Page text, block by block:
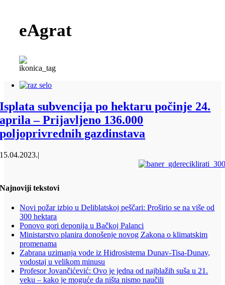
eAgrat
Isplata subvencija po hektaru počinje 24.
aprila – Prijavljeno 136.000
poljoprivrednih gazdinstava
15.04.2023.|
Najnoviji tekstovi
Novi požar izbio u Deliblatskoj peščari: Proširio se na više od
300 hektara
Ponovo gori deponija u Bačkoj Palanci
Ministarstvo planira donošenje novog Zakona o klimatskim
promenama
Zabrana uzimanja vode iz Hidrosistema Dunav-Tisa-Dunav,
vodostaj u velikom minusu
Profesor Jovančićević: Ovo je jedna od najblažih suša u 21.
veku – kako je moguće da ništa nismo naučili